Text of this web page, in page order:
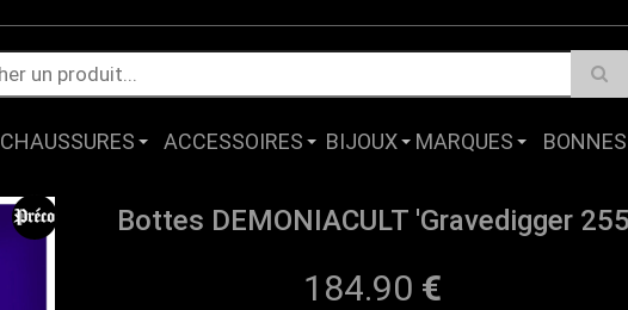
CHAUSSURES ACCESSOIRES BIJOUX MARQUES
Bottes DEMONIACULT 'Gravedigger
184.90 €